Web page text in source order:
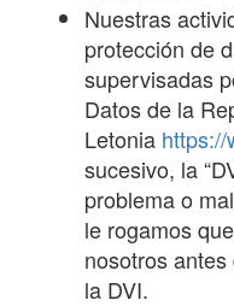
Nuestras
protección de
supervisadas
Datos de la
Letonia https://
sucesivo, la
problema o
le rogamos
nosotros
la DVI.